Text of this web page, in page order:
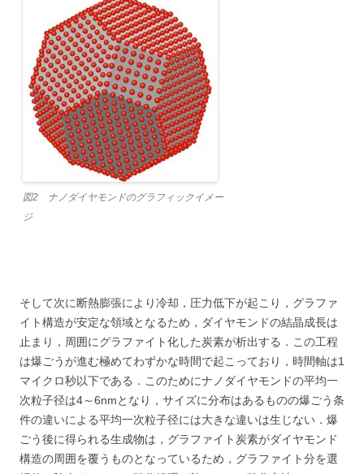
図2 ナノダイヤモンドのグラフィックイメー
ジ
そして次に断熱膨張により冷却，圧力低下が起こり，グラファ
イト構造が安定な領域となるため，ダイヤモンドの結晶成長は
止まり，周囲にグラファイト化した炭素が析出する．この工程
は爆ごうが進む極めてわずかな時間で起こっており，時間軸は1
マイクロ秒以下である．このためにナノダイヤモンドの平均一
次粒子径は4～6nmとなり，サイズに分布はあるものの爆ごう条
件の違いによる平均一次粒子径には大きな違いは生じない．爆
ごう後に得られる生成物は，グラファイト炭素がダイヤモンド
構造の周囲を覆うものとなっているため，グラファイト分を選